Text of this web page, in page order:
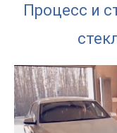
Процесс и